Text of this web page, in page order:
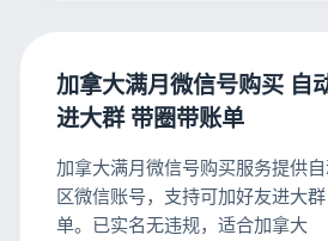
加拿大满月微信号购买 自
进大群 带圈带账单
加拿大满月微信号购买服务提供
区微信账号，支持可加好友进大
单。已实名无违规，适合加拿大